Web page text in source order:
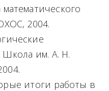
2004.
им. А. Н.
итоги работы в